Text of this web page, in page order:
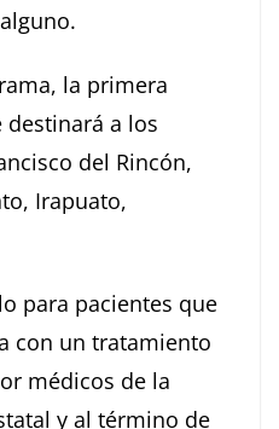
la primera
destinará a los
del Rincón,
Irapuato,
para pacientes que
con un tratamiento
médicos de la
y al término de